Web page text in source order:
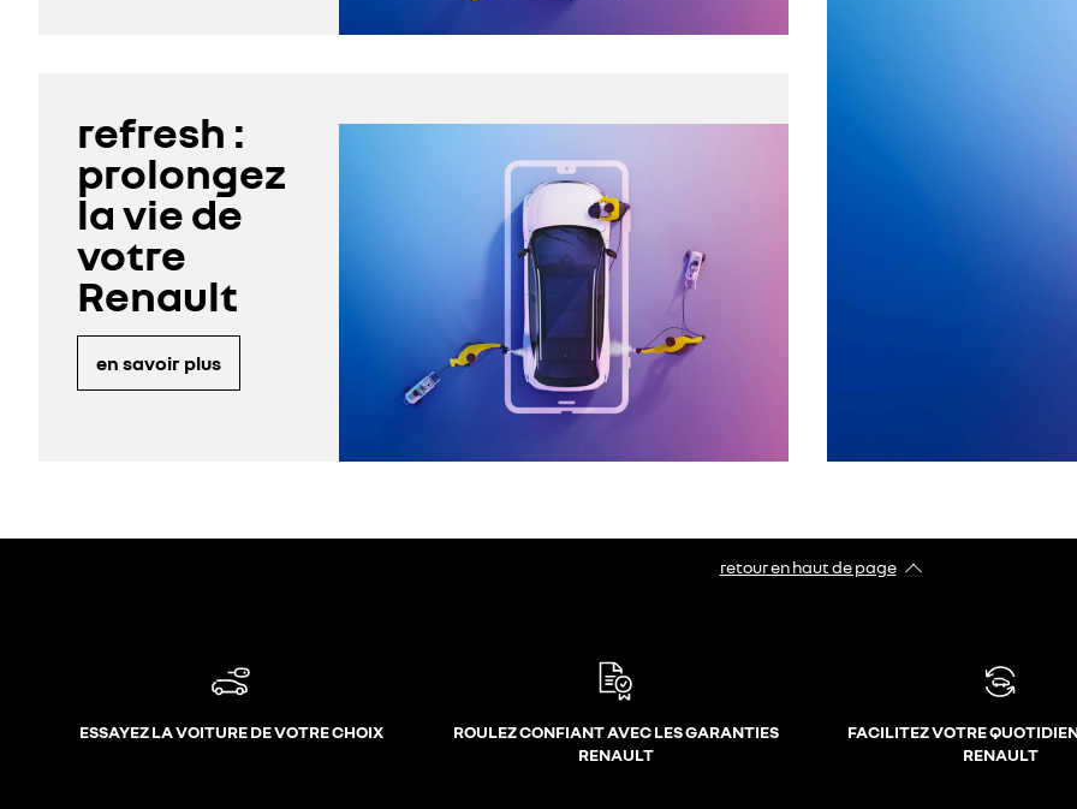
refresh :
prolongez
la vie de
votre
Renault
en savoir plus
retour en haut de page​
ESSAYEZ LA VOITURE DE VOTRE CHOIX
ROULEZ CONFIANT AVEC LES GARANTIES
RENAULT
FACILITEZ VOTRE
RENAULT